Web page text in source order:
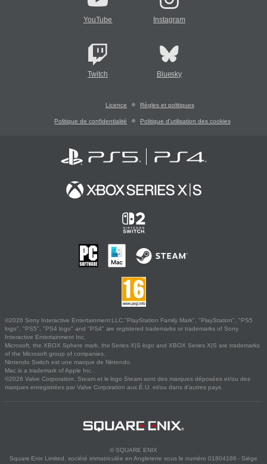
YouTube Instagram
Twitch Bluesky
Licence Règles et politiques
Politique de confidentialité Politique d'utilisation des cookies
©2026 Sony Interactive Entertainment LLC."PlayStation Family Mark", "PlayStation", "PS5
logo", "PS5", "PS4 logo" and "PS4" are registered trademarks or trademarks of Sony
Interactive Entertainment Inc.
Microsoft, the XBOX Sphere mark, the Series X|S logo and XBOX Series X|S are trademarks
of the Microsoft group of companies.
Nintendo Switch est une marque de Nintendo.
Mac is a trademark of Apple Inc.
©2026 Valve Corporation. Steam et le logo Steam sont des marques déposées et/ou des
marques enregistrées par Valve Corporation aux É.U. et/ou dans d'autres pays.
© SQUARE ENIX
Square Enix Limited, société immatriculée en Angleterre sous le numéro 01804186 - Siège